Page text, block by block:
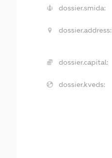
dossier.smida:
dossier.address:
dossier.capital:
dossier.kveds: